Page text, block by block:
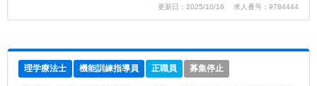
更新日：2025/10/16 求人番号：9784444
理学療法士 機能訓練指導員 正職員 募集停止